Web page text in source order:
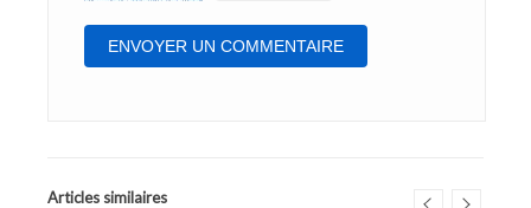
Articles similaires